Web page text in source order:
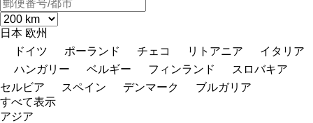
日本 欧州
ドイツ
ポーランド チェコ リトアニア
イタリア
ハンガリー
ベルギー フィンランド
スロバキア
セルビア
スペイン デンマーク
ブルガリア
すべて表示
アジア